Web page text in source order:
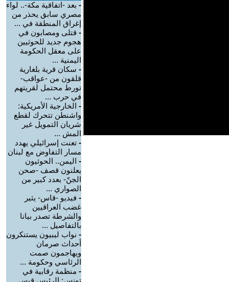
- بعد -اتفاقية مكة-.. لواء
مصري سابق يحذر من
إغراق المنطقة في ...
- قتلى ومصابون في
هجوم جديد للحوثيين
على معقل الحكومة
اليمنية ...
- سكان قرية بلغارية
قلقون من -عواقب-
تورط محتمل لقريتهم
في حرب ...
- الخارجية الأمريكية:
واشنطن تتحرك لقطع
شريان التمويل غير
المش ...
- تعنت إسرائيلي يهدد
مسار التفاوض مع لبنان
- اليمن.. الحوثيون
يعلنون قصف -صحن
الجنّ- بعدد كبير من
الصواري ...
- فيديو -قاس- يثير
غضب العراقيين
والشرطة تصدر بيانا
بالتفاصيل ...
- نواب ليبيون يستنكرون
أحداث صرمان
ويهاجمون صمت
الرئاسي وحكومة ...
- منظمة رقابية في
تونس: الرئيس قيس